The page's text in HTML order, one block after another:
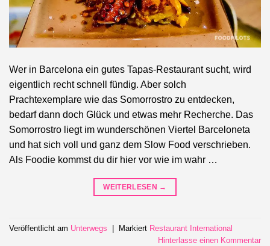
Wer in Barcelona ein gutes Tapas-Restaurant sucht, wird
eigentlich recht schnell fündig. Aber solch
Prachtexemplare wie das Somorrostro zu entdecken,
bedarf dann doch Glück und etwas mehr Recherche. Das
Somorrostro liegt im wunderschönen Viertel Barceloneta
und hat sich voll und ganz dem Slow Food verschrieben.
Als Foodie kommst du dir hier vor wie im wahr …
WEITERLESEN →
Veröffentlicht am Unterwegs Markiert Restaurant International
Hinterlasse einen Kommentar